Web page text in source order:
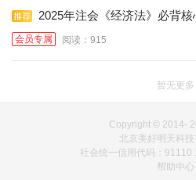
2025年注会《经济法》必背核
会员专属 阅读：915
暂无更多
Copyright © 2014-
北京美好明天科
社会统一信用代码：
帮助中心